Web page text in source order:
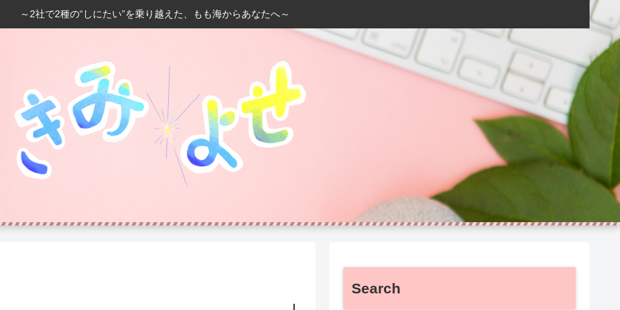
～2社で2種の“しにたい”を乗り越えた、もも海からあなたへ～
Search